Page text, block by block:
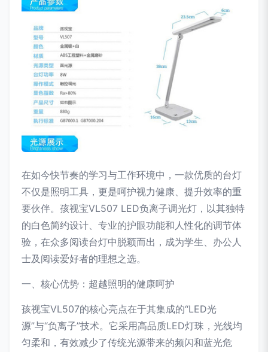
在如今快节奏的学习与工作环境中，一款优质的台灯
不仅是照明工具，更是呵护视力健康、提升效率的重
要伙伴。孩视宝VL507 LED负离子调光灯，以其独特
的白色简约设计、专业的护眼功能和人性化的调节体
验，在众多阅读台灯中脱颖而出，成为学生、办公人
士及阅读爱好者的理想之选。
一、核心优势：超越照明的健康呵护
孩视宝VL507的核心亮点在于其集成的“LED光
源”与“负离子”技术。它采用高品质LED灯珠，光线均
匀柔和，有效减少了传统光源带来的频闪和蓝光危